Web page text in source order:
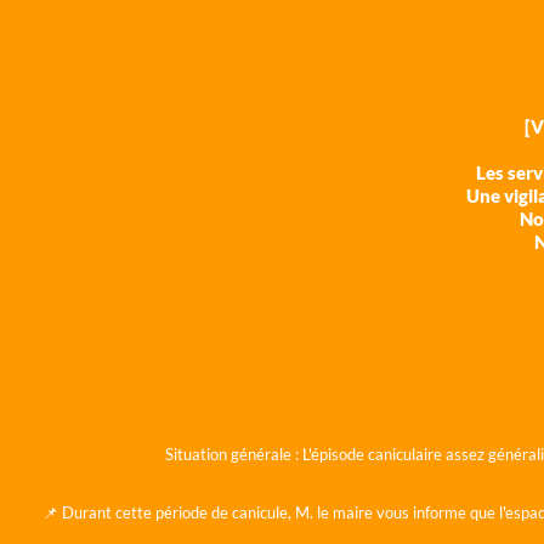
Les
Une
Situation générale : L'épisode caniculaire assez
📌 Durant cette période de canicule, M. le maire vous informe que